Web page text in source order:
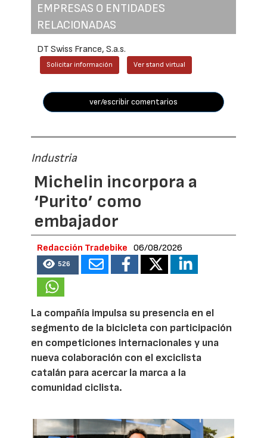
EMPRESAS O ENTIDADES
RELACIONADAS
DT Swiss France, S.a.s.
Solicitar información Ver stand virtual
ver/escribir comentarios
Industria
Michelin incorpora a
‘Purito’ como
embajador
Redacción Tradebike 06/08/2026
526
La compañía impulsa su presencia en el
segmento de la bicicleta con participación
en competiciones internacionales y una
nueva colaboración con el exciclista
catalán para acercar la marca a la
comunidad ciclista.